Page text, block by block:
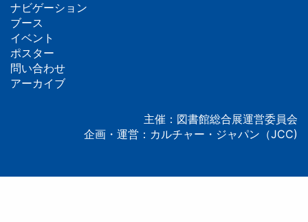
フ
ッ
タ
ナビゲーション
ブース
イベント
ポスター
問い合わせ
アーカイブ
主催：図書館総合展運営委員会
企画・運営：カルチャー・ジャパン（JCC)